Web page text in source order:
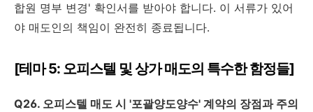
합원 명부 변경' 확인서를 받아야 합니다. 이 서류가 있어
야 매도인의 책임이 완전히 종료됩니다.
[테마 5: 오피스텔 및 상가 매도의 특수한 함정들]
Q26. 오피스텔 매도 시 '포괄양도양수' 계약의 장점과 주의